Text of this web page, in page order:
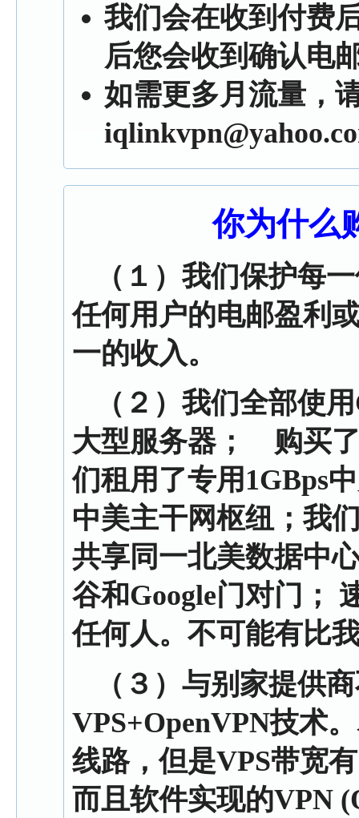
我们会在收到付费
后您会收到确认电
如需更多月流量，
你为什么
（１）我们保护每
任何用户的电邮盈利
一的收入。
（２）我们全部使
大型服务器； 购买
们租用了专用1GBps
中美主干网枢纽；我
共享同一北美数据中
谷和Google门对门；
任何人。不可能有比
（３）与别家提供
VPS+OpenVPN技术
线路，但是VPS带宽
而且软件实现的VPN